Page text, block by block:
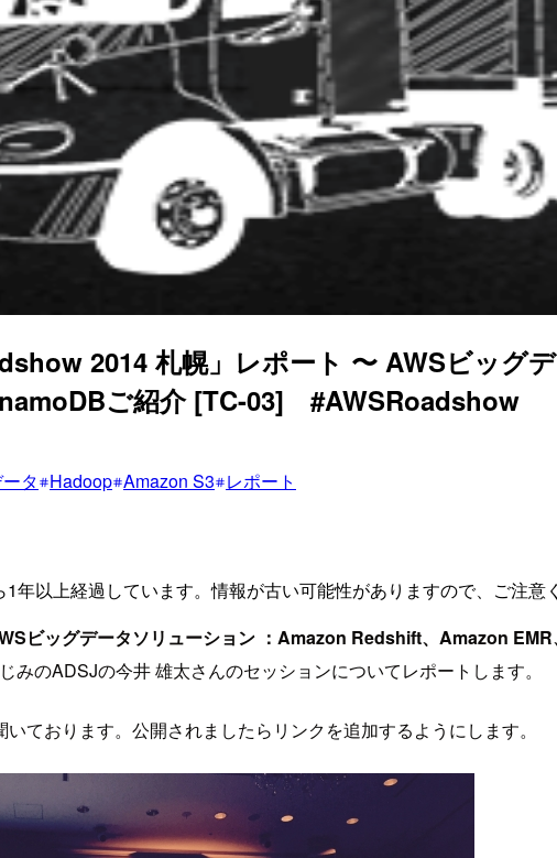
2014 札幌」レポート 〜 AWSビッ
ご紹介 [TC-03] #AWSRoadshow
タ Hadoop Amazon S3 レポート
年以上経過しています。情報が古い可能性がありますので、ご注意
ビッグデータソリューション ：Amazon Redshift、Amazon
みのADSJの今井 雄太さんのセッションについてレポートします。
ております。公開されましたらリンクを追加するようにします。